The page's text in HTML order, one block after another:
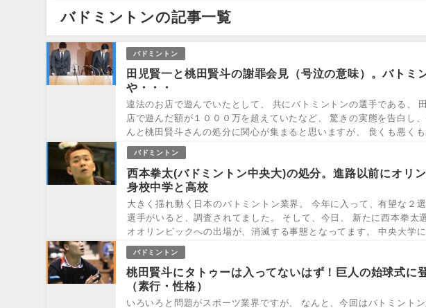
バドミントンの記事一覧
バドミントン
田児賢一と桃田賢斗の謝罪会見（号泣の意味）。バトミ
や・・・
違法のお店で遊んでいたとして、 共にバトミントンの選手である、
店で遊んだ額が１０００万を超えていたなど、 驚きの実態を告白し
んと桃田賢斗さんの処分に関心が集まると思いますが、 良くも悪く
バドミントン
西本拳太(バドミントン中央大)の処分。進路以前にオリ
身校中学と高校
大きく揺れ動く日本のバトミントン業界。 今年に入って、有望な２
選手がいると、調査されてました。 そして、今日、 新たに西本拳太
オオリンピックへの出場が、消滅する事態となってます。 中央大学
バドミントン
桃田賢斗にタトゥーは入ってないはず！巨人の始球式に
（素行・性格）
いろいろと問題がスポーツ業界ですが、 なんと、今回はバトミント